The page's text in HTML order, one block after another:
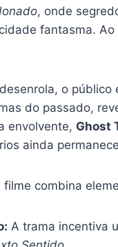
, onde
fantasma.
o
do passado,
envolvente, Ghost
ainda
filme combina
A trama incentiva